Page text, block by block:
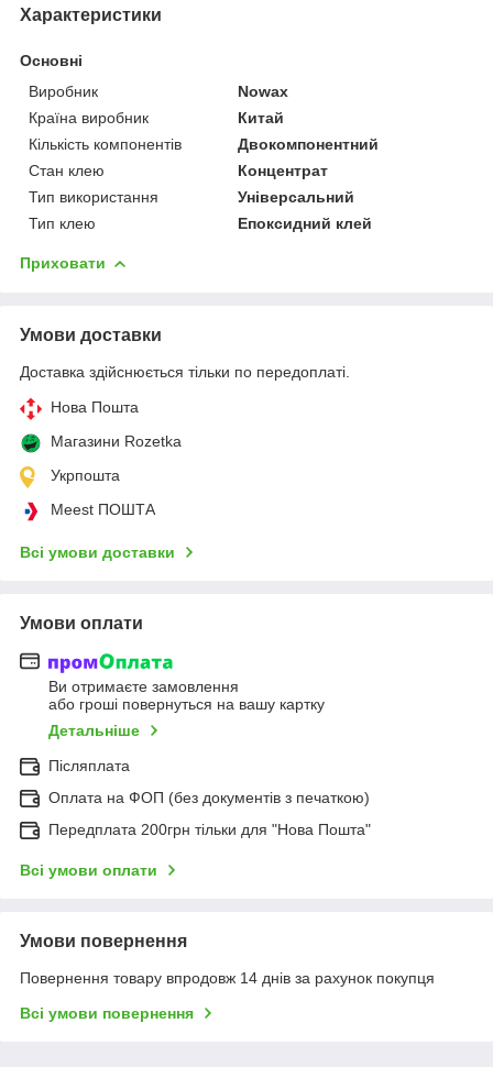
Характеристики
Основні
Виробник
Nowax
Країна виробник
Китай
Кількість компонентів
Двокомпонентний
Стан клею
Концентрат
Тип використання
Універсальний
Тип клею
Епоксидний клей
Приховати
Умови доставки
Доставка здійснюється тільки по передоплаті.
Нова Пошта
Магазини Rozetka
Укрпошта
Meest ПОШТА
Всі умови доставки
Умови оплати
Ви отримаєте замовлення
або гроші повернуться на вашу картку
Детальніше
Післяплата
Оплата на ФОП (без документів з печаткою)
Передплата 200грн тільки для "Нова Пошта"
Всі умови оплати
Умови повернення
Повернення товару впродовж 14 днів за рахунок покупця
Всі умови повернення